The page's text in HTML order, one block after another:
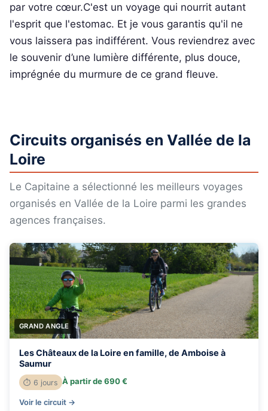
par votre cœur.C'est un voyage qui nourrit autant
l'esprit que l'estomac. Et je vous garantis qu'il ne
vous laissera pas indifférent. Vous reviendrez avec
le souvenir d’une lumière différente, plus douce,
imprégnée du murmure de ce grand fleuve.
Circuits organisés en Vallée de la
Loire
Le Capitaine a sélectionné les meilleurs voyages
organisés en Vallée de la Loire parmi les grandes
agences françaises.
GRAND ANGLE
Les Châteaux de la Loire en famille, de Amboise à
Saumur
⏱ 6 jours À partir de 690 €
Voir le circuit →